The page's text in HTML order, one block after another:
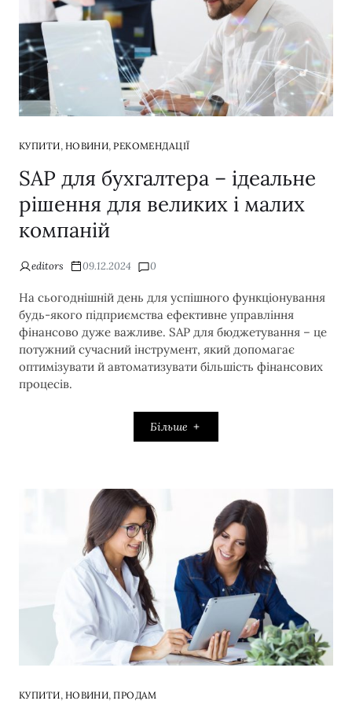
КУПИТИ, НОВИНИ,РЕКОМЕНДАЦІЇ
SAP для бухгалтера – ідеальне
рішення для великих і малих
компаній
editors 09.12.2024 0
На сьогоднішній день для успішного функціонування
будь-якого підприємства ефективне управління
фінансово дуже важливе. SAP для бюджетування – це
потужний сучасний інструмент, який допомагає
оптимізувати й автоматизувати більшість фінансових
процесів.
Більше
КУПИТИ, НОВИНИ,ПРОДАМ